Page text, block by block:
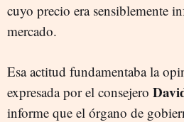
cuyo precio era sensiblemente
mercado.
Esa actitud fundamentaba la
expresada por el consejero
informe que el órgano de